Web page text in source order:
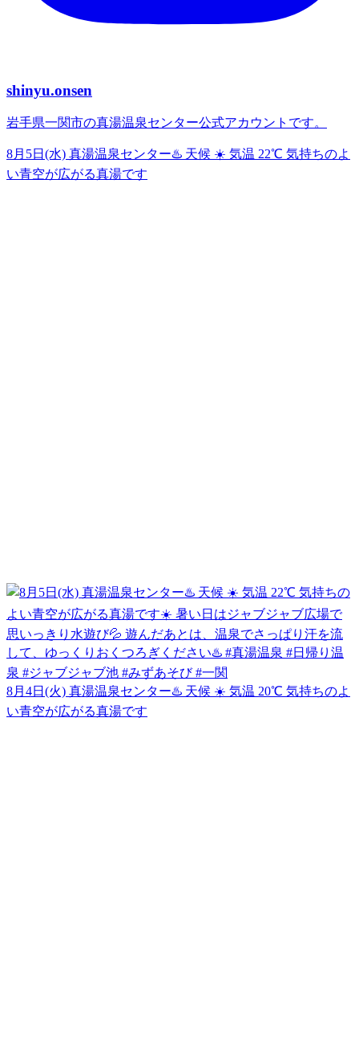
shinyu.onsen
岩手県一関市の真湯温泉センター公式アカウントです。
8月5日(水) 真湯温泉センター♨️ 天候 ☀️ 気温 22℃ 気持ちのよ
い青空が広がる真湯です
8月4日(火) 真湯温泉センター♨️ 天候 ☀️ 気温 20℃ 気持ちのよ
い青空が広がる真湯です